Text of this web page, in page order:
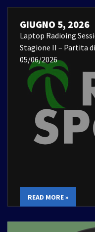
GIUGNO 5, 2026
Laptop Radioing
Stagione II – Partita
05/06/2026
READ MORE »